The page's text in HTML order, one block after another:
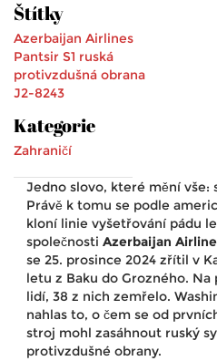
Štítky
Azerbaijan Airlines
Pantsir S1 ruská
protivzdušná obrana
J2-8243
Kategorie
Zahraničí
Jedno slovo, které mění vše:
Právě k tomu se podle
kloní linie vyšetřování pádu
společnosti Azerbaijan
se 25. prosince 2024 zřítil v
letu z Baku do Grozného. Na
lidí, 38 z nich zemřelo.
nahlas to, o čem se od
stroj mohl zasáhnout ruský
protivzdušné obrany.